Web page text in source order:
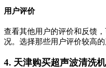
用户评价
查看其他用户的评价和反馈
况。选择那些用户评价较高的
4. 天津购买超声波清洗